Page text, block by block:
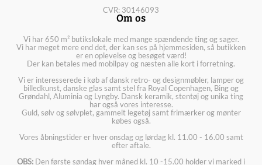
CVR: 30146093
Om os
Vi har 650 m² butikslokale med mange spændende ting og sager.
Vi har meget mere end det, der kan ses på hjemmesiden, så butikken
er en oplevelse og besøget værd!
Der kan betales med mobilpay og næsten alle kort i forretning.
Vi er interesserede i køb af dansk retro- og designmøbler, lamper og
billedkunst, danske glas samt stel fra Royal Copenhagen, Bing og
Grøndahl, Aluminia og Lyngby. Dansk keramik, stentøj og unika ting
har også vores interesse.
Guld, sølv og sølvplet, gammelt legetøj samt frimærker og mønter
købes også.
Vores åbningstider er hver onsdag og lørdag kl. 11.00 - 16.00 samt
efter aftale.
OBS: Den første søndag hver måned kl. 10 -15.00 holder vi marked i